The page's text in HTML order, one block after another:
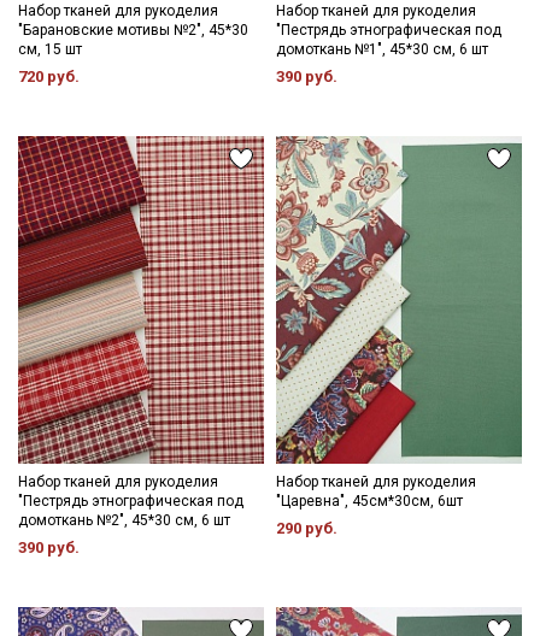
Набор тканей для рукоделия
"Барановские мотивы №2", 45*30
см, 15 шт
720 руб.
Набор тканей для рукоделия
"Пестрядь этнографическая под
домоткань №1", 45*30 см, 6 шт
390 руб.
Набор тканей для рукоделия
"Пестрядь этнографическая под
домоткань №2", 45*30 см, 6 шт
390 руб.
Набор тканей для рукоделия
"Царевна", 45см*30см, 6шт
290 руб.